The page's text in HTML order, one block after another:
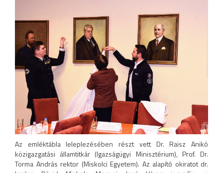
Az emléktábla leleplezésében részt vett Dr. Raisz Anikó
közigazgatási államtitkár (Igazságügyi Minisztérium), Prof. Dr.
Torma András rektor (Miskolci Egyetem). Az alapító okiratot dr.